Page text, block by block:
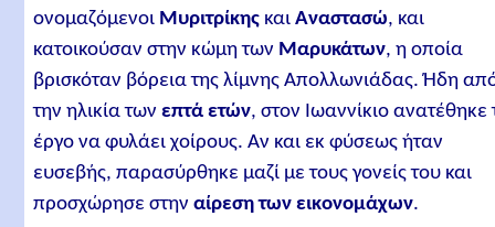
ονομαζόμενοι Μυριτρίκης καιΑναστασώ, και
κατοικούσαν στην κώμη των Μαρυκάτων, η οποία
βρισκόταν βόρεια της λίμνης Απολλωνιάδας. Ήδη
την ηλικία τωνεπτά ετών, στον Ιωαννίκιο ανατέθηκε
έργο να φυλάει χοίρους. Αν και εκ φύσεως ήταν
ευσεβής, παρασύρθηκε μαζί με τους γονείς του και
προσχώρησε στηναίρεση των εικονομάχων.